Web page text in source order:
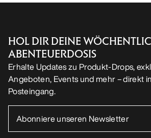
HOL DIR DEINE
ABENTEUERDOSIS
Erhalte Updates zu Produkt-Drops,
Angeboten, Events und mehr – direkt
Posteingang.